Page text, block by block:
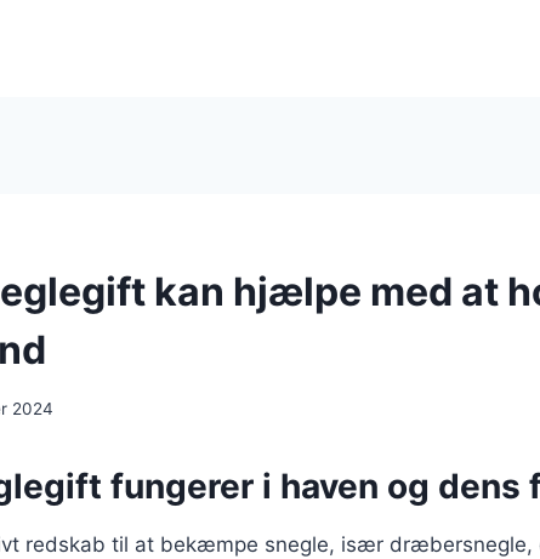
kan hjælpe med at
2024
fungerer i haven og dens
redskab til at bekæmpe snegle, især dræbersnegle,